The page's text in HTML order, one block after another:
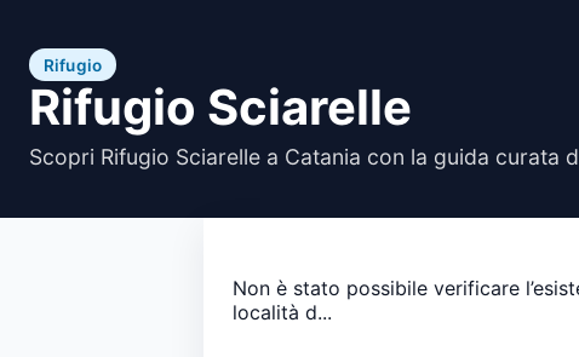
Rifugio
Rifugio Sciarelle
Scopri Rifugio Sciarelle a Catania con la guida curata
Non è stato possibile verificare
località d...